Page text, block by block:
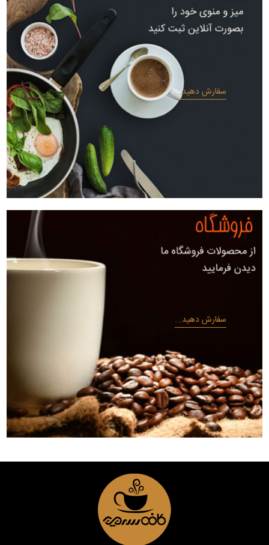
سفارش دهید...
سفارش دهید...